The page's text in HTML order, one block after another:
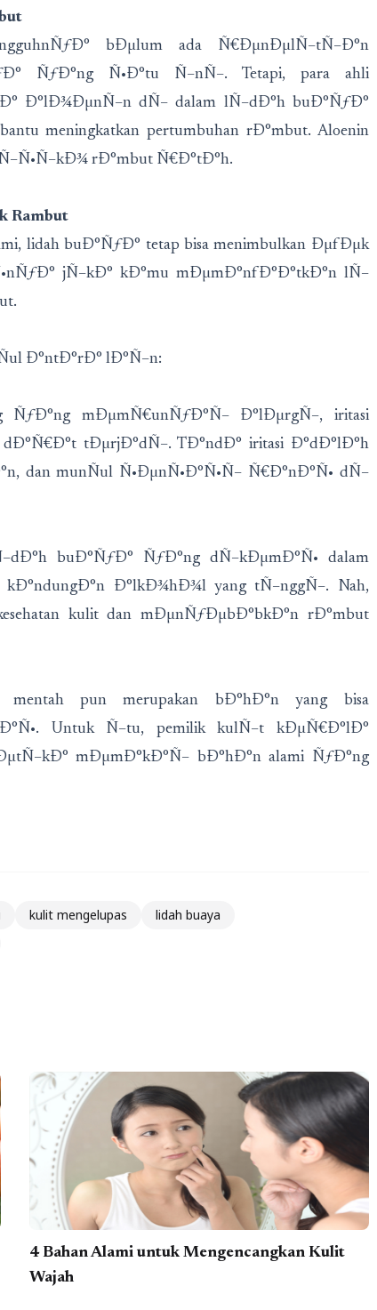
bÐµlum ada Ñ€ÐµnÐµlÑ–tÑ–Ð°n
ÑƒÐ°ng Ñ•Ð°tu Ñ–nÑ–. Tetapi, para ahli
Ð°lÐ¾ÐµnÑ–n dÑ– dalam lÑ–dÐ°h buÐ°ÑƒÐ°
meningkatkan pertumbuhan rÐ°mbut. Aloenin
rÐ°mbut Ñ€Ð°tÐ°h.
Rambut
lidah buÐ°ÑƒÐ° tetap bisa menimbulkan ÐµfÐµk
jÑ–kÐ° kÐ°mu mÐµmÐ°nfÐ°Ð°tkÐ°n lÑ–
Ð°ntÐ°rÐ° lÐ°Ñ–n:
ÑƒÐ°ng mÐµmÑ€unÑƒÐ°Ñ– Ð°lÐµrgÑ–, iritasi
tÐµrjÐ°dÑ–. TÐ°ndÐ° iritasi Ð°dÐ°lÐ°h
dan munÑul Ñ•ÐµnÑ•Ð°Ñ•Ñ– Ñ€Ð°nÐ°Ñ• dÑ–
buÐ°ÑƒÐ° ÑƒÐ°ng dÑ–kÐµmÐ°Ñ• dalam
Ð°lkÐ¾hÐ¾l yang tÑ–nggÑ–. Nah,
kulit dan mÐµnÑƒÐµbÐ°bkÐ°n rÐ°mbut
pun merupakan bÐ°hÐ°n yang bisa
Untuk Ñ–tu, pemilik kulÑ–t kÐµÑ€Ð°lÐ°
mÐµmÐ°kÐ°Ñ– bÐ°hÐ°n alami ÑƒÐ°ng
kulit mengelupas
lidah buaya
4 Bahan Alami untuk Mengencangkan Kulit
Wajah